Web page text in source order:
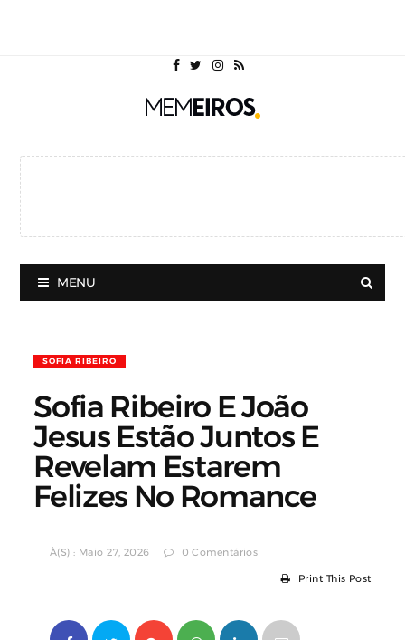
MENU
SOFIA RIBEIRO
Sofia Ribeiro E João
Jesus Estão Juntos E
Revelam Estarem
Felizes No Romance
À(s) : Maio 27, 2026 0 Comentários
Print This Post